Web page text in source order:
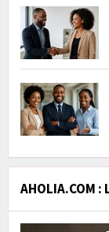
AHOLIA.COM